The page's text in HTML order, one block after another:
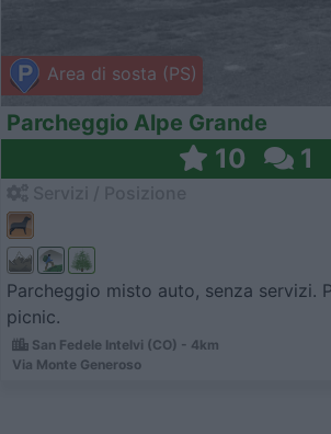
Area di sosta (PS)
Parcheggio Alpe Grande
10 1
Parcheggio misto auto, senza servizi.
picnic.
San Fedele Intelvi (CO) - 4km
Via Monte Generoso